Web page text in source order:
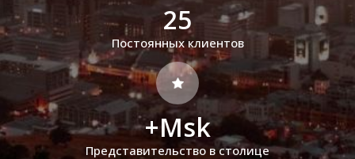
25
Постоянных клиентов
+Msk
Представительство в столице